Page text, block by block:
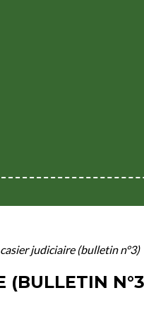
judiciaire (bulletin n°3)
(BULLETIN